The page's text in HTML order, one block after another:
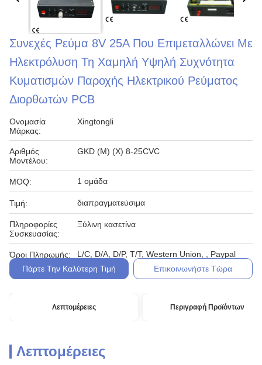
Συνεχές Ρεύμα 8V 25A Που Επιμεταλλώνει Με
Ηλεκτρόλυση Τη Χαμηλή Υψηλή Συχνότητα
Κυματισμών Παροχής Ηλεκτρικού Ρεύματος
Διορθωτών PCB
Ονομασία
Μάρκας:
Xingtongli
Αριθμός
Μοντέλου:
GKD (Μ) (Χ) 8-25CVC
MOQ: 1 ομάδα
Τιμή: διαπραγματεύσιμα
Πληροφορίες
Συσκευασίας:
Ξύλινη κασετίνα
Όροι Πληρωμής:
L/C, D/A, D/P, T/T, Western Union, , Paypal
Πάρτε Την Καλύτερη Τιμή
Επικοινωνήστε Τώρα
Λεπτομέρειες Περιγραφή Προϊόντων
Λεπτομέρειες